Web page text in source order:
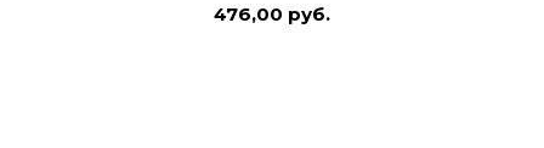
476,00 руб.